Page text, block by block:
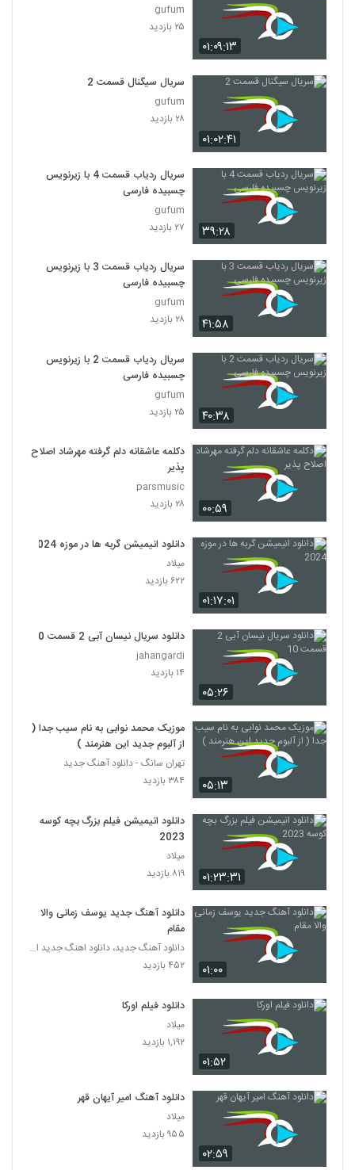
۰۱:۰۹:۱۳
gufum
۲۵ بازدید
۰۱:۰۲:۴۱
سریال سیگنال قسمت 2
gufum
۲۸ بازدید
۳۹:۲۸
سریال ردیاب قسمت 4 با زیرنویس
چسبیده فارسی
gufum
۲۷ بازدید
۴۱:۵۸
سریال ردیاب قسمت 3 با زیرنویس
چسبیده فارسی
gufum
۲۸ بازدید
۴۰:۳۸
سریال ردیاب قسمت 2 با زیرنویس
چسبیده فارسی
gufum
۲۵ بازدید
۰۰:۵۹
دکلمه عاشقانه دلم گرفته مهرشاد اصلاح
پذیر
parsmusic
۲۸ بازدید
۰۱:۱۷:۰۱
دانلود انیمیشن گربه ها در موزه 2024
میلاد
۶۲۲ بازدید
۰۵:۲۶
دانلود سریال نیسان آبی 2 قسمت 10
jahangardi
۱۴ بازدید
۰۵:۱۳
موزیک محمد نوابی به نام سیب جدا (
از آلبوم جدید این هنرمند )
تهران سانگ - دانلود آهنگ جدید
۳۸۴ بازدید
۰۱:۲۳:۳۱
دانلود انیمیشن فیلم بزرگ بچه‌ کوسه
2023
میلاد
۸۱۹ بازدید
۰۱:۰۰
دانلود آهنگ جدید یوسف زمانی والا
مقام
دانلود آهنگ جدید، دانلود اهنگ جدید ایرانی
۴۵۲ بازدید
۰۱:۵۲
دانلود فیلم اورکا
میلاد
۱,۱۹۲ بازدید
۰۲:۵۹
دانلود آهنگ امیر آیهان قهر
میلاد
۹۵۵ بازدید